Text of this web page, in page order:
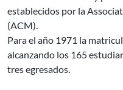
establecidos por la
(ACM).
Para el año 1971 la
alcanzando los 165
tres egresados.